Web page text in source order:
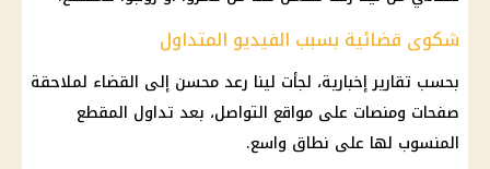
شكوى قضائية بسبب الفيديو المتداول
بحسب تقارير إخبارية، لجأت لينا رعد محسن إلى القضاء لملاحقة
صفحات ومنصات على مواقع التواصل، بعد تداول المقطع
المنسوب لها على نطاق واسع.